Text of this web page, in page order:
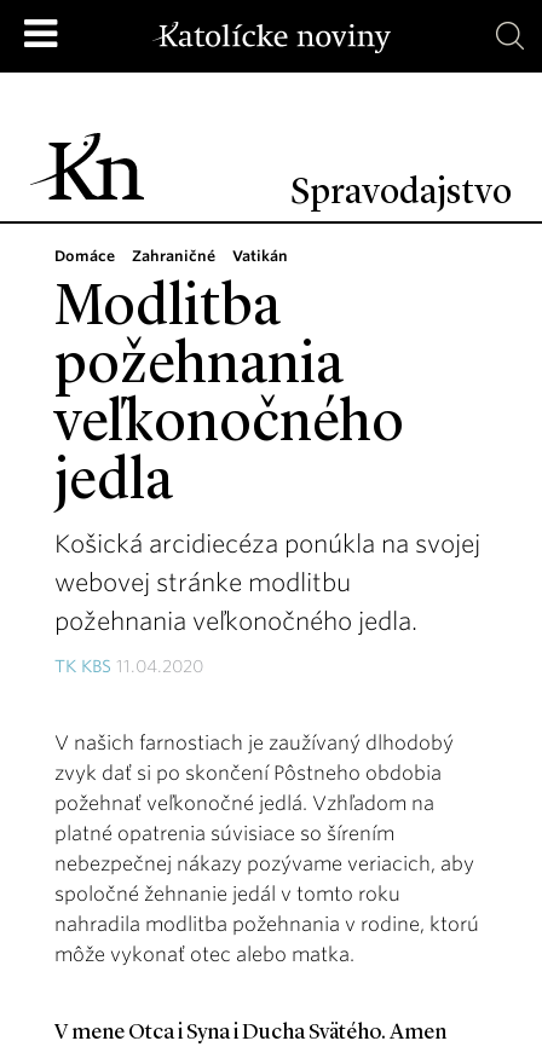
Spravodajstvo
Domáce Zahraničné Vatikán
Modlitba
požehnania
veľkonočného
jedla
Košická arcidiecéza ponúkla na svojej
webovej stránke modlitbu
požehnania veľkonočného jedla.
TK KBS 11.04.2020
V našich farnostiach je zaužívaný dlhodobý
zvyk dať si po skončení Pôstneho obdobia
požehnať veľkonočné jedlá. Vzhľadom na
platné opatrenia súvisiace so šírením
nebezpečnej nákazy pozývame veriacich, aby
spoločné žehnanie jedál v tomto roku
nahradila modlitba požehnania v rodine, ktorú
môže vykonať otec alebo matka.
V mene Otca i Syna i Ducha Svätého. Amen